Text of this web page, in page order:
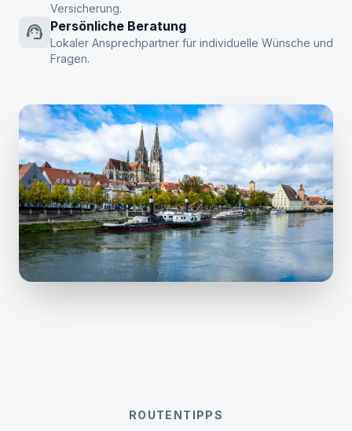
Versicherung.
support_agent Persönliche Beratung
Lokaler Ansprechpartner für individuelle Wünsche und
Fragen.
ROUTENTIPPS